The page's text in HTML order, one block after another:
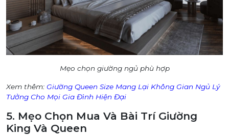
Mẹo chọn giường ngủ phù hợp
Xem thêm: Giường Queen Size Mang Lại Không Gian Ngủ Lý
Tưởng Cho Mọi Gia Đình Hiện Đại
5. Mẹo Chọn Mua Và Bài Trí Giường
King Và Queen